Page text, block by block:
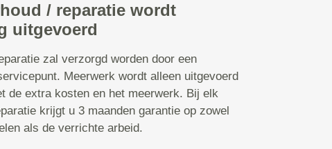
/ reparatie wordt
uitgevoerd
zal verzorgd worden door een
Meerwerk wordt alleen uitgevoerd
de extra kosten en het meerwerk. Bij elk
krijgt u 3 maanden garantie op zowel
als de verrichte arbeid.